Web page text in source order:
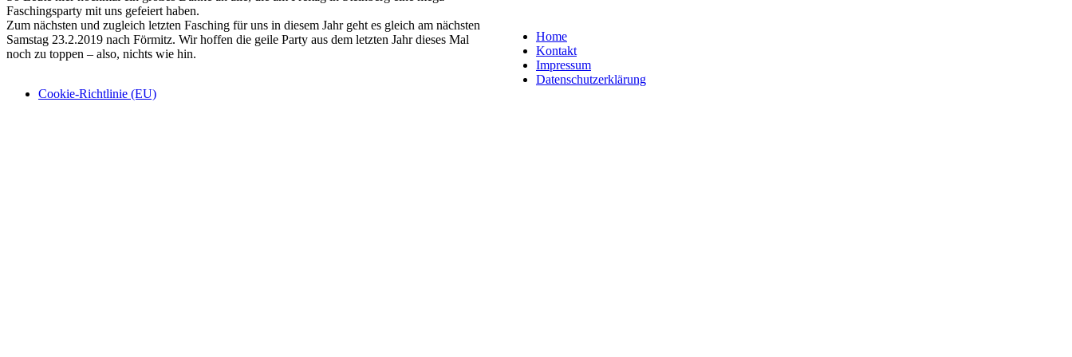
Faschingsparty mit uns gefeiert haben.
Zum nächsten und zugleich letzten Fasching für uns in diesem Jahr geht es gleich am nächsten
Samstag 23.2.2019 nach Förmitz. Wir hoffen die geile Party aus dem letzten Jahr dieses Mal
noch zu toppen – also, nichts wie hin.
Home
Kontakt
Impressum
Datenschutzerklärung
Cookie-Richtlinie (EU)